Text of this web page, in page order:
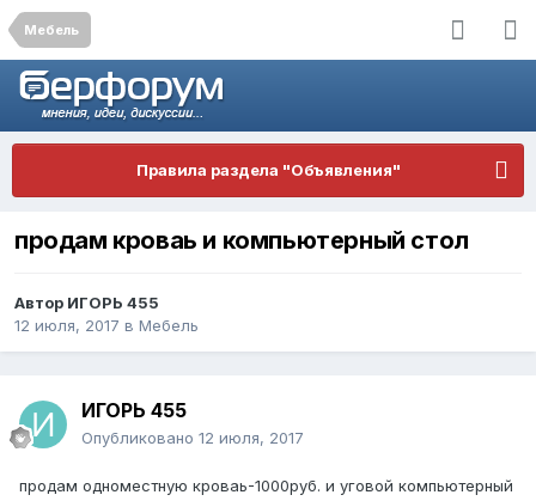
Мебель
Правила раздела "Объявления"
продам кроваь и компьютерный стол
Автор ИГОРЬ 455
12 июля, 2017 в Мебель
ИГОРЬ 455
Опубликовано 12 июля, 2017
продам одноместную кроваь-1000руб. и уговой компьютерный